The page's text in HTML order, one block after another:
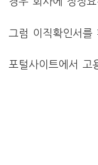
그럼 이직확인서를
포털사이트에서 고